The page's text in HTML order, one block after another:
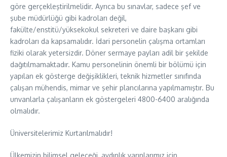
göre gerçekleştirilmelidir. Ayrıca bu sınavlar, sadece şef ve
şube müdürlüğü gibi kadroları değil,
fakülte/enstitü/yüksekokul sekreteri ve daire başkanı gibi
kadroları da kapsamalıdır. İdari personelin çalışma ortamları
fiziki olarak yetersizdir. Döner sermaye payları adil bir şekilde
dağıtılmamaktadır. Kamu personelinin önemli bir bölümü için
yapılan ek gösterge değişiklikleri, teknik hizmetler sınıfında
çalışan mühendis, mimar ve şehir plancılarına yapılmamıştır. Bu
unvanlarla çalışanların ek göstergeleri 4800-6400 aralığında
olmalıdır.
Üniversitelerimiz Kurtarılmalıdır!
Ülkemizin bilimsel geleceği, aydınlık yarınlarımız için